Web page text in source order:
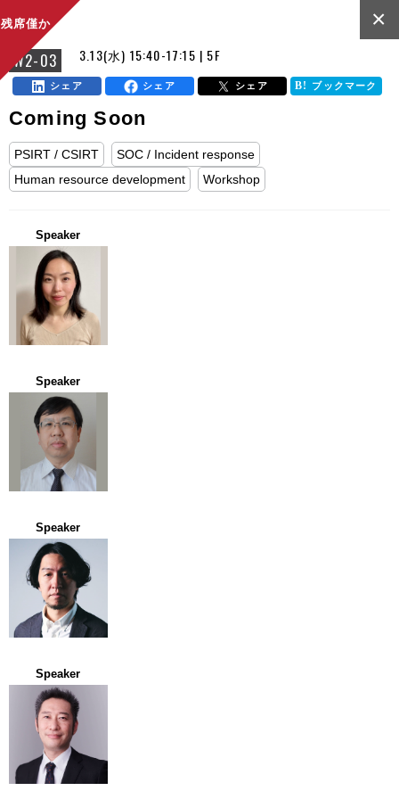
W2-03 3.13(水) 15:40-17:15 | 5F
×
シェア シェア シェア ブックマーク
残席僅か
Coming Soon
PSIRT / CSIRT
SOC / Incident response
Human resource development
Workshop
Speaker
Speaker
Speaker
Speaker